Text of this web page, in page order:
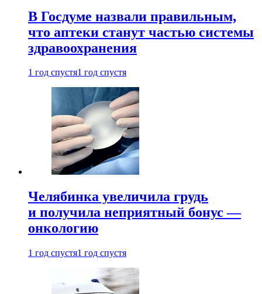
В Госдуме назвали правильным,
что аптеки станут частью системы
здравоохранения
1 год спустя1 год спустя
Челябинка увеличила грудь
и получила неприятный бонус —
онкологию
1 год спустя1 год спустя